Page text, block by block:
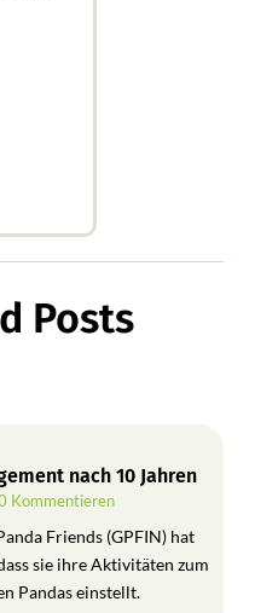
Posts
nach 10 Jahren
0 Kommentieren
Friends (GPFIN) hat
sie ihre Aktivitäten zum
Pandas einstellt.